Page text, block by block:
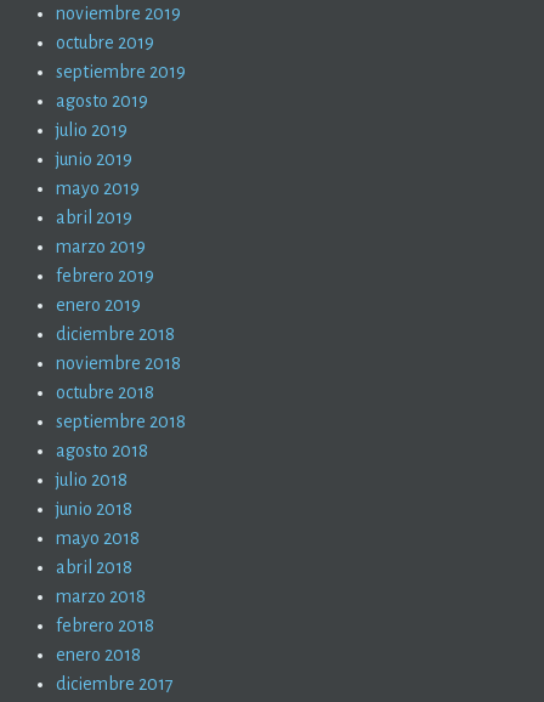
noviembre 2019
octubre 2019
septiembre 2019
agosto 2019
julio 2019
junio 2019
mayo 2019
abril 2019
marzo 2019
febrero 2019
enero 2019
diciembre 2018
noviembre 2018
octubre 2018
septiembre 2018
agosto 2018
julio 2018
junio 2018
mayo 2018
abril 2018
marzo 2018
febrero 2018
enero 2018
diciembre 2017